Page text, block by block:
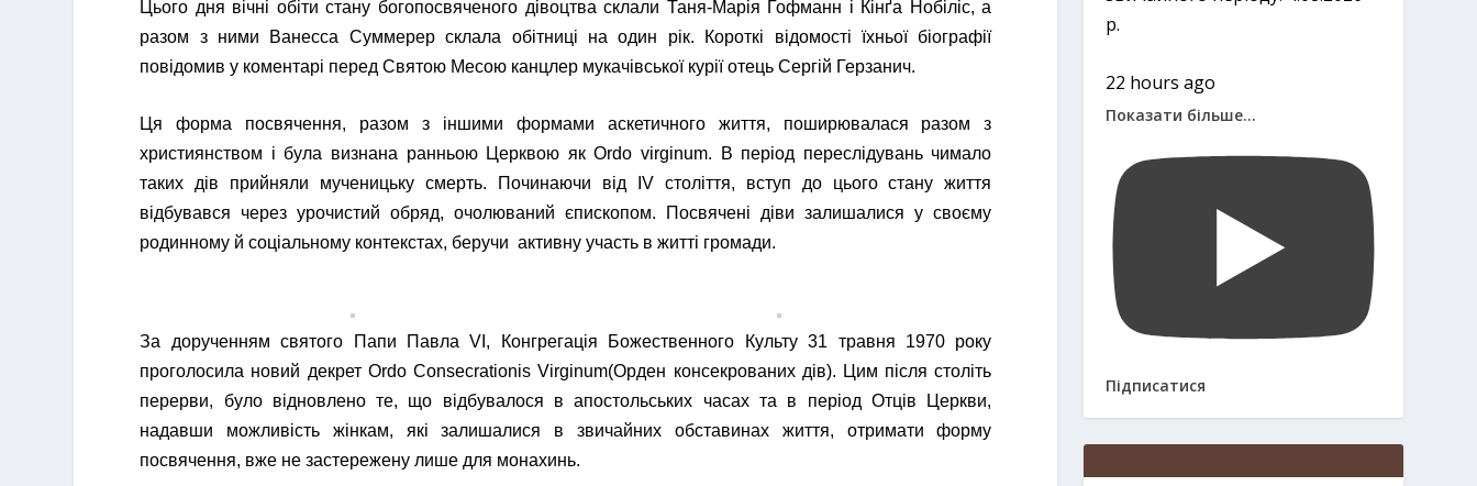
Цього дня вічні обіти стану богопосвяченого дівоцтва склали Таня-Марія Гофманн і Кінґа Нобіліс, а
разом з ними Ванесса Суммерер склала обітниці на один рік. Короткі відомості їхньої біографії
повідомив у коментарі перед Святою Месою канцлер мукачівської курії отець Сергій Герзанич.
Ця форма посвячення, разом з іншими формами аскетичного життя, поширювалася разом з
християнством і була визнана ранньою Церквою як Ordo virginum. В період переслідувань чимало
таких дів прийняли мученицьку смерть. Починаючи від IV століття, вступ до цього стану життя
відбувався через урочистий обряд, очолюваний єпископом. Посвячені діви залишалися у своєму
родинному й соціальному контекстах, беручи активну участь в житті громади.
За дорученням святого Папи Павла VI, Конгрегація Божественного Культу 31 травня 1970 року
проголосила новий декрет Ordo Consecrationis Virginum(Орден консекрованих дів). Цим після століть
перерви, було відновлено те, що відбувалося в апостольських часах та в період Отців Церкви,
надавши можливість жінкам, які залишалися в звичайних обставинах життя, отримати форму
посвячення, вже не застережену лише для монахинь.
р.
22 hours ago
Показати більше...
Підписатися